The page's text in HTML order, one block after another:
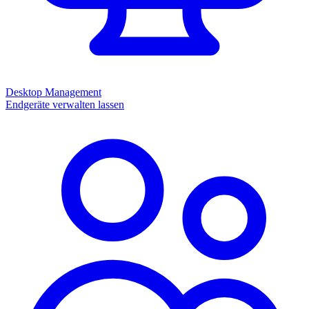
Desktop Management
Endgeräte verwalten lassen